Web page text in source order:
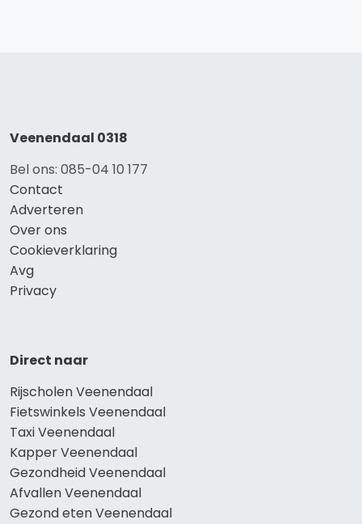
Veenendaal 0318
Bel ons: 085-04 10 177
Contact
Adverteren
Over ons
Cookieverklaring
Avg
Privacy
Direct naar
Rijscholen Veenendaal
Fietswinkels Veenendaal
Taxi Veenendaal
Kapper Veenendaal
Gezondheid Veenendaal
Afvallen Veenendaal
Gezond eten Veenendaal